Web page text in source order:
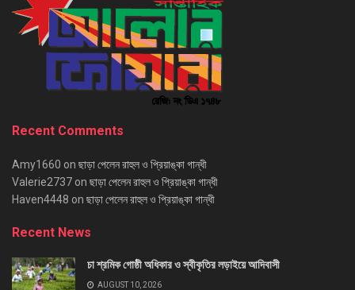
Recent Comments
Amy1660 on ছাড়া পেলেন রাহুল ও প্রিয়াঙ্কা গান্ধী
Valerie2737 on ছাড়া পেলেন রাহুল ও প্রিয়াঙ্কা গান্ধী
Haven4448 on ছাড়া পেলেন রাহুল ও প্রিয়াঙ্কা গান্ধী
Recent News
চা শ্রমিক গোষ্ঠী অধিকার ও স্বীকৃতির লড়াইয়ে আদিবাসী
AUGUST 10, 2026